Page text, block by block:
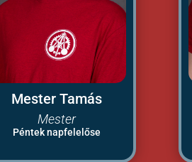
Mester Tamás
Mester
Péntek napfelelőse